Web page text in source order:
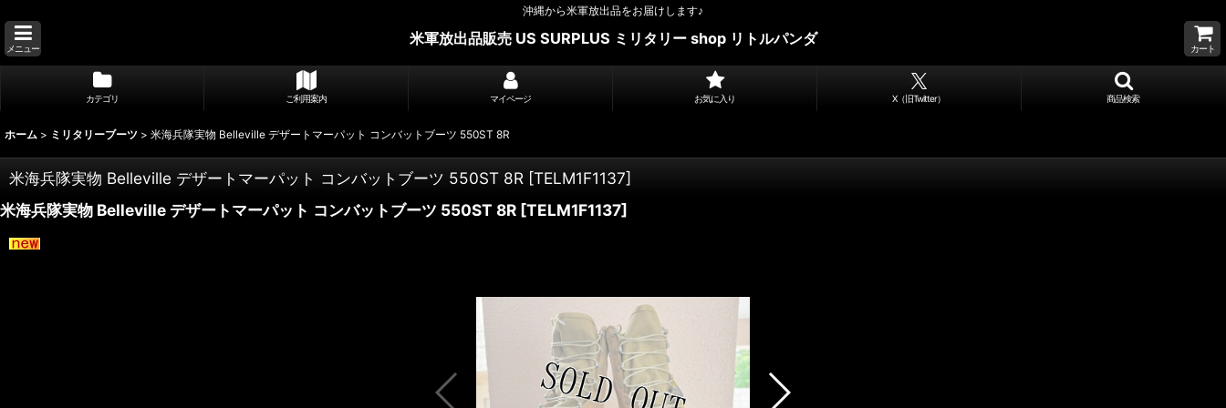
沖縄から米軍放出品をお届けします♪
メニュー
米軍放出品販売 US SURPLUS ミリタリー shop リトルパンダ
カート
カテゴリ ご利用案内 マイページ お気に入り X（旧Twitter） 商品検索
ホーム > ミリタリーブーツ > 米海兵隊実物 Belleville デザートマーパット コンバットブーツ 550ST 8R
米海兵隊実物 Belleville デザートマーパット コンバットブーツ 550ST 8R [TELM1F1137]
米海兵隊実物 Belleville デザートマーパット コンバットブーツ 550ST 8R [TELM1F1137]